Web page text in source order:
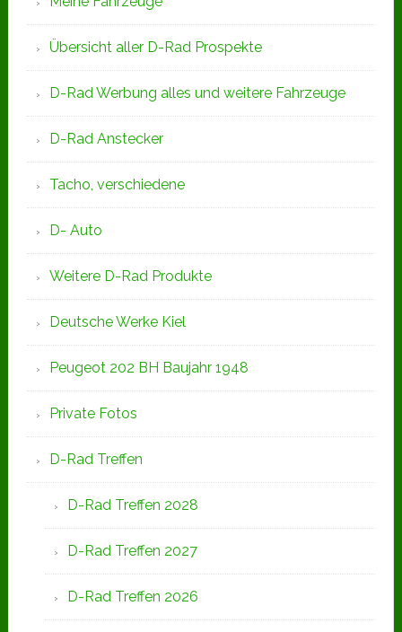
Übersicht aller D-Rad Prospekte
D-Rad Werbung alles und weitere Fahrzeuge
D-Rad Anstecker
Tacho, verschiedene
D- Auto
Weitere D-Rad Produkte
Deutsche Werke Kiel
Peugeot 202 BH Baujahr 1948
Private Fotos
D-Rad Treffen
D-Rad Treffen 2028
D-Rad Treffen 2027
D-Rad Treffen 2026